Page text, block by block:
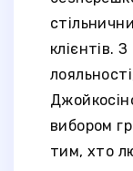
клієнтів.
вибором
тим, хто